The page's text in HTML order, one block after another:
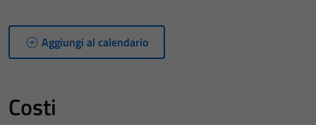
Aggiungi al calendario
Costi